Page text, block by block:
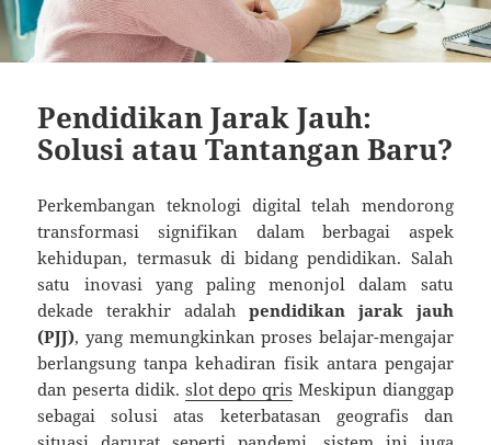
Pendidikan Jarak Jauh:
Solusi atau Tantangan Baru?
Perkembangan teknologi digital telah mendorong
transformasi signifikan dalam berbagai aspek
kehidupan, termasuk di bidang pendidikan. Salah
satu inovasi yang paling menonjol dalam satu
dekade terakhir adalahpendidikan jarak jauh
(PJJ), yang memungkinkan proses belajar-mengajar
berlangsung tanpa kehadiran fisik antara pengajar
dan peserta didik. slot depo qris Meskipun dianggap
sebagai solusi atas keterbatasan geografis dan